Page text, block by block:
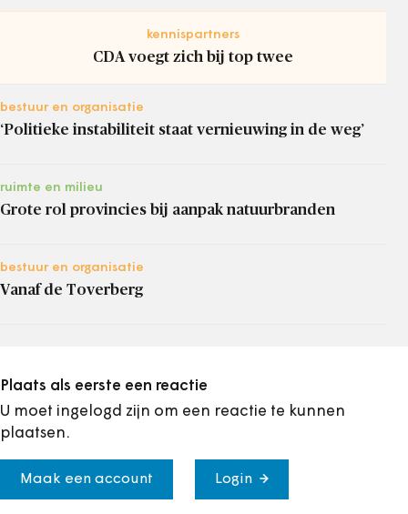
kennispartners
CDA voegt zich bij top twee
bestuur en organisatie
‘Politieke instabiliteit staat vernieuwing in de weg’
ruimte en milieu
Grote rol provincies bij aanpak natuurbranden
bestuur en organisatie
Vanaf de Toverberg
Plaats als eerste een reactie
U moet ingelogd zijn om een reactie te kunnen
plaatsen.
Maak een account Login